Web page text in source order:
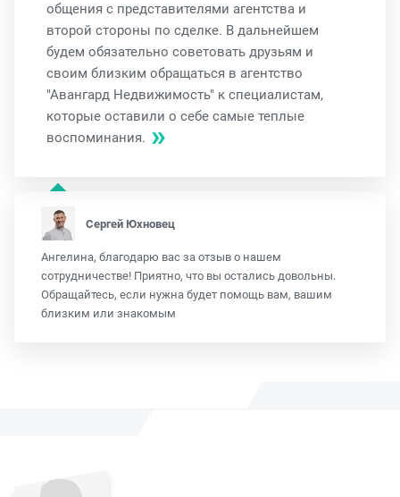
общения с представителями агентства и
второй стороны по сделке. В дальнейшем
будем обязательно советовать друзьям и
своим близким обращаться в агентство
"Авангард Недвижимость" к специалистам,
которые оставили о себе самые теплые
воспоминания.
Сергей Юхновец
Ангелина, благодарю вас за отзыв о нашем
сотрудничестве! Приятно, что вы остались довольны.
Обращайтесь, если нужна будет помощь вам, вашим
близким или знакомым